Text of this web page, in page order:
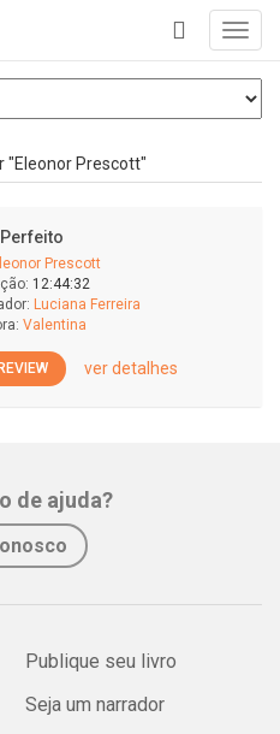
+
"Eleonor Prescott"
Prescott
12:44:32
Luciana Ferreira
Valentina
ver detalhes
de ajuda?
Publique seu livro
Seja um narrador